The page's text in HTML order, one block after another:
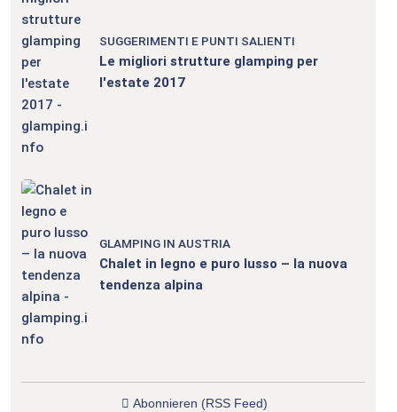
SUGGERIMENTI E PUNTI SALIENTI
Le migliori strutture glamping per
l'estate 2017
GLAMPING IN AUSTRIA
Chalet in legno e puro lusso – la nuova
tendenza alpina
Abonnieren (RSS Feed)